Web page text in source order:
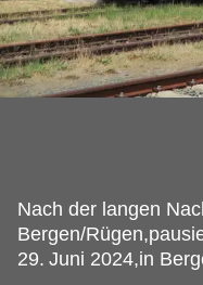
Nach der langen
Bergen/
29. Juni 2024,in